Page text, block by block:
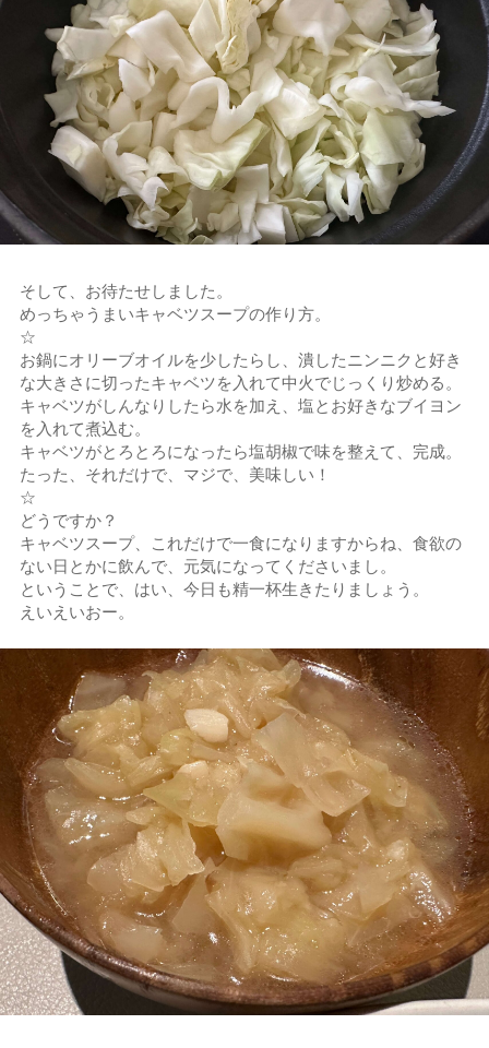
そして、お待たせしました。
めっちゃうまいキャベツスープの作り方。
☆
お鍋にオリーブオイルを少したらし、潰したニンニクと好き
な大きさに切ったキャベツを入れて中火でじっくり炒める。
キャベツがしんなりしたら水を加え、塩とお好きなブイヨン
を入れて煮込む。
キャベツがとろとろになったら塩胡椒で味を整えて、完成。
たった、それだけで、マジで、美味しい！
☆
どうですか？
キャベツスープ、これだけで一食になりますからね、食欲の
ない日とかに飲んで、元気になってくださいまし。
ということで、はい、今日も精一杯生きたりましょう。
えいえいおー。